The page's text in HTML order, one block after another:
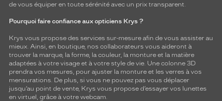
de vous équiper en toute sérénité avec un prix transparent.
Pourquoi faire confiance aux opticiens Krys ?
Krys vous propose des services sur-mesure afin de vous assister au
mieux. Ainsi, en boutique, nos collaborateurs vous aideront à
trouver la marque, la forme, la couleur, la monture et la matière
adaptées à votre visage et à votre style de vie. Une colonne 3D
prendra vos mesures, pour ajuster la monture et les verres à vos
mensurations. De plus, si vous ne pouvez pas vous déplacer
jusqu’au point de vente, Krys vous propose d’essayer vos lunettes
en virtuel, grâce à votre webcam.